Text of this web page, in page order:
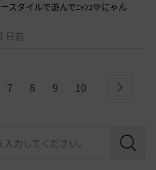
スタイルで遊んでﾆｬﾝｺ💛にゃん
1 日前
7 8 9 10 next
検